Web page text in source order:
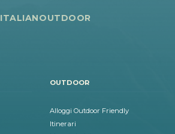
ITALIANOUTDOOR
OUTDOOR
Alloggi Outdoor Friendly
Itinerari